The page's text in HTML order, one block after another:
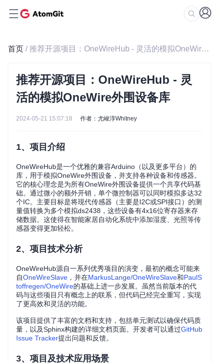
首页 / 推荐开源项目：OneWireHub - 灵活的模拟OneWire外围设备库
推荐开源项目：OneWireHub - 灵
活的模拟OneWire外围设备库
2024-05-21 15:07:18 作者：尤峻淳Whitney
1、项目介绍
OneWireHub是一个优雅的兼容Arduino（以及更多平台）的
库，用于模拟OneWire外围设备，并支持各种设备和传感器。
它的核心理念是为所有OneWire外围设备提供一个共享代码基
础。通过微小的额外开销，单个微控制器可以同时模拟多达32
个IC。主要目标是将现代传感器（主要是I2C或SPI接口）的测
量值转换为多个模拟ds2438，这些设备有4x16位寄存器来存
储数据。这使得在智能家居自动化系统中添加湿度、光照等传
感器变得更加轻松。
2、项目技术分析
OneWireHub源自一系列优秀项目的演变，最初的概念可能来
自OneWireSlave ，并在MarkusLange/OneWireSlave和PaulS
toffregen/OneWire的基础上进一步发展。虽然当前版本的代
码与这些项目只有概念上的联系，但代码已经完全重写，实现
了更高效和灵活的功能。
该项目提供了丰富的文档和支持，包括单元测试以确保代码质
量，以及Sphinx构建的详细文档页面。开发者可以通过GitHub
Issue Tracker提出问题和反馈。
3、项目及技术应用场景